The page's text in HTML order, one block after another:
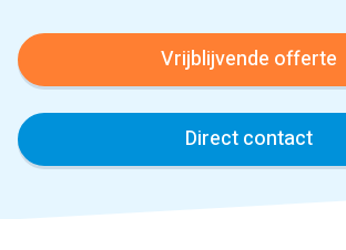
Vrijblijvende offerte
Direct contact